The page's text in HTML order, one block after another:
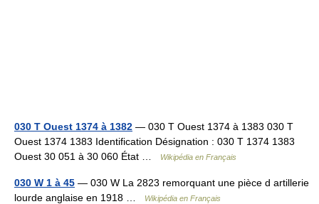
030 T Ouest 1374 à 1382 — 030 T Ouest 1374 à 1383 030 T
Ouest 1374 1383 Identification Désignation : 030 T 1374 1383
Ouest 30 051 à 30 060 État …
Wikipédia en Français
030 W 1 à 45 — 030 W La 2823 remorquant une pièce d artillerie
lourde anglaise en 1918 …
Wikipédia en Français